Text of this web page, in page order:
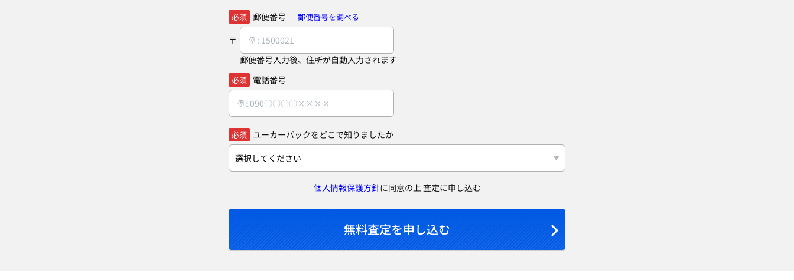
必須 郵便番号 郵便番号を調べる
郵便番号入力後、住所が自動入力されます
必須 電話番号
必須 ユーカーパックをどこで知りましたか
個人情報保護方針に同意の上 査定に申し込む
無料査定を申し込む